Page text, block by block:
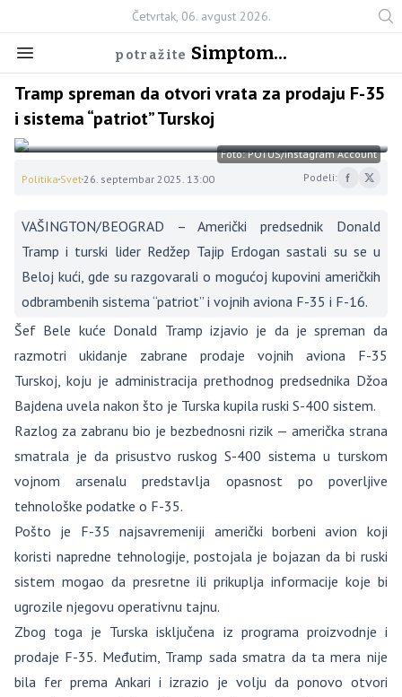
Četvrtak, 06. avgust 2026.
potražite Simptom...
Tramp spreman da otvori vrata za prodaju F-35
i sistema “patriot” Turskoj
Foto: POTUS/Instagram Account
Politika Svet26. septembar 2025. 13:00 Podeli:
VAŠINGTON/BEOGRAD – Američki predsednik Donald
Tramp i turski lider Redžep Tajip Erdogan sastali su se u
Beloj kući, gde su razgovarali o mogućoj kupovini američkih
odbrambenih sistema “patriot” i vojnih aviona F-35 i F-16.
Šef Bele kuće Donald Tramp izjavio je da je spreman da
razmotri ukidanje zabrane prodaje vojnih aviona F-35
Turskoj, koju je administracija prethodnog predsednika Džoa
Bajdena uvela nakon što je Turska kupila ruski S-400 sistem.
Razlog za zabranu bio je bezbednosni rizik — američka strana
smatrala je da prisustvo ruskog S-400 sistema u turskom
vojnom arsenalu predstavlja opasnost po poverljive
tehnološke podatke o F-35.
Pošto je F-35 najsavremeniji američki borbeni avion koji
koristi napredne tehnologije, postojala je bojazan da bi ruski
sistem mogao da presretne ili prikuplja informacije koje bi
ugrozile njegovu operativnu tajnu.
Zbog toga je Turska isključena iz programa proizvodnje i
prodaje F-35. Međutim, Tramp sada smatra da ta mera nije
bila fer prema Ankari i izrazio je volju da ponovo otvori